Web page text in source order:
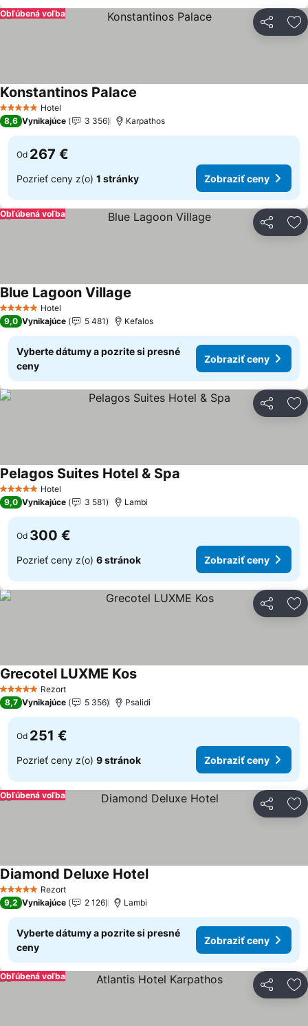
Zdieľať
Obľúbená voľba
5 Počet hviezdičiek
Hotel
Konstantinos Palace
8,6 Vynikajúce 3 356 Karpathos
Od 267 €
Pozrieť ceny z(o) 1 stránky Zobraziť ceny
Zdieľať
Obľúbená voľba
5 Počet hviezdičiek
Hotel
Blue Lagoon Village
9,0 Vynikajúce 5 481 Kefalos
Vyberte dátumy a pozrite si presné
ceny
Zobraziť ceny
Zdieľať
5 Počet hviezdičiek
Hotel
Pelagos Suites Hotel & Spa
9,0 Vynikajúce 3 581 Lambi
Od 300 €
Pozrieť ceny z(o) 6 stránok Zobraziť ceny
Zdieľať
5 Počet hviezdičiek
Rezort
Grecotel LUXME KosZobraziť ceny
8,7 Vynikajúce 5 356 Psalidi
Od 251 €
Pozrieť ceny z(o) 9 stránok Zobraziť ceny
Zdieľať
Obľúbená voľba
5 Počet hviezdičiek
Rezort
Diamond Deluxe HotelZobraziť ceny
9,2 Vynikajúce 2 126 Lambi
Vyberte dátumy a pozrite si presné
ceny
Zobraziť ceny
Zdieľať
Obľúbená voľba